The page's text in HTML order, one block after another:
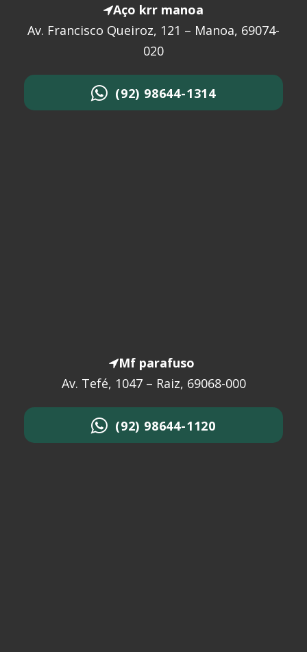
Aço krr manoa
Av. Francisco Queiroz, 121 – Manoa, 69074-
020
(92) 98644-1314
Mf parafuso
Av. Tefé, 1047 – Raiz, 69068-000
(92) 98644-1120